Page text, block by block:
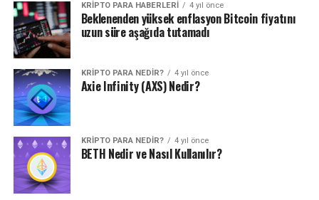
KRIPTO PARA HABERLERI 4 yıl önce
Beklenenden yüksek enflasyon Bitcoin fiyatını
uzun süre aşağıda tutamadı
KRIPTO PARA NEDIR? 4 yıl önce
Axie Infinity (AXS) Nedir?
KRIPTO PARA NEDIR? 4 yıl önce
BETH Nedir ve Nasıl Kullanılır?